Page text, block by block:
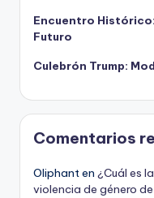
Encuentro Histórico:
Futuro
Culebrón Trump:
Comentarios
Oliphanten ¿Cuál es
violencia de género de